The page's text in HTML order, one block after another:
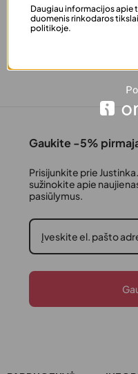
Gaukite -5%
Prisijunkite prie
sužinokite apie
pasiūlymus.
Daugiau informacijos apie
duomenis rinkodaros
politikoje.